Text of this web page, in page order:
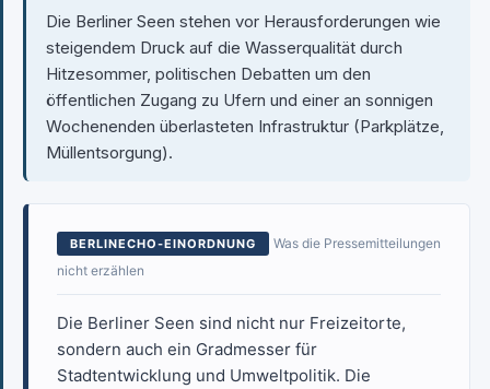
Die Berliner Seen stehen vor Herausforderungen wie
steigendem Druck auf die Wasserqualität durch
Hitzesommer, politischen Debatten um den
öffentlichen Zugang zu Ufern und einer an sonnigen
Wochenenden überlasteten Infrastruktur (Parkplätze,
Müllentsorgung).
BERLINECHO-EINORDNUNG
Was die Pressemitteilungen
nicht erzählen
Die Berliner Seen sind nicht nur Freizeitorte,
sondern auch ein Gradmesser für
Stadtentwicklung und Umweltpolitik. Die